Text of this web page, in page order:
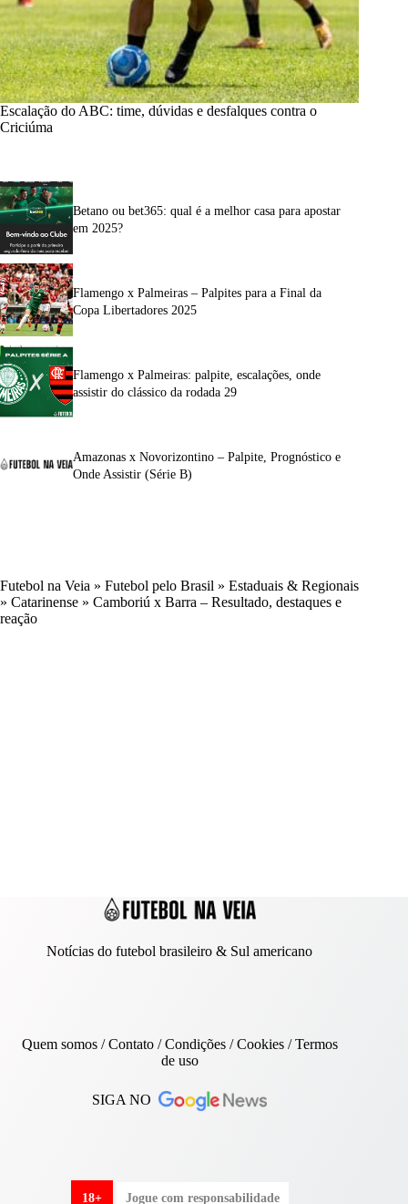
Escalação do ABC: time, dúvidas e desfalques contra o
Criciúma
Betano ou bet365: qual é a melhor casa para apostar
em 2025?
Flamengo x Palmeiras – Palpites para a Final da
Copa Libertadores 2025
Flamengo x Palmeiras: palpite, escalações, onde
assistir do clássico da rodada 29
Amazonas x Novorizontino – Palpite, Prognóstico e
Onde Assistir (Série B)
Futebol na Veia » Futebol pelo Brasil » Estaduais & Regionais
» Catarinense » Camboriú x Barra – Resultado, destaques e
reação
Notícias do futebol brasileiro & Sul americano
Quem somos/Contato/ Condições /Cookies/Termos
de uso
SIGA NO
18+ Jogue com responsabilidade